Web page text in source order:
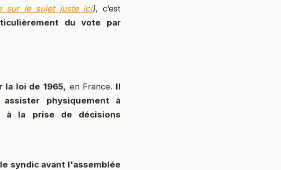
sur le sujet juste ici), c’est
du vote par
la loi de 1965, en France. Il
physiquement à
à la prise de décisions
syndic avant l'assemblée